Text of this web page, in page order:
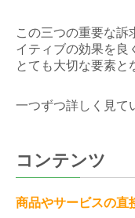
この三つの重要な訴
イティブの効果を良
とても大切な要素と
一つずつ詳しく見て
コンテンツ
商品やサービスの直